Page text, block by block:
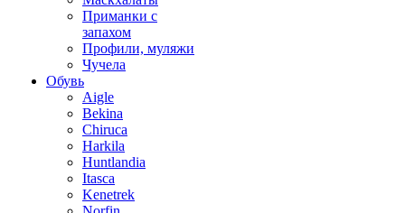
Приманки с
запахом
Профили, муляжи
Чучела
Обувь
Aigle
Bekina
Chiruсa
Harkila
Huntlandia
Itasca
Kenetrek